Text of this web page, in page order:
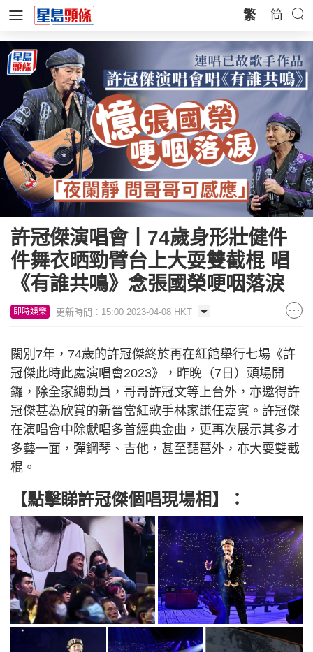
繁 简
許冠傑演唱會丨74歲身形壯健件
件舞衣晒勁臂台上大耍雙截棍 唱
《有誰共鳴》念張國榮哽咽落淚
即時娛樂 更新時間：15:00 2023-04-08 HKT
闊別7年，74歲的許冠傑終於再在紅館舉行七場《許
冠傑此時此處演唱會2023》，昨晚（7日）頭場開
鑼，除全家總動員，哥哥許冠文等上台外，亦邀得許
冠傑甚為欣賞的新晉當紅歌手林家謙任嘉賓。許冠傑
在演唱會中除獻唱多首經典金曲，更再次展示其多才
多藝一面，彈鋼琴、吉他，甚至琵琶外，亦大耍雙截
棍。
【點擊睇許冠傑個唱現場相】：